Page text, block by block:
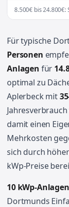
8.500€ bis
Für typische
Personen
Anlagen für
optimal zu
Aplerbeck mit
damit einen
Mehrkosten
sich durch
kWp-Preise
10 kWp-Anlagen
Dortmunds